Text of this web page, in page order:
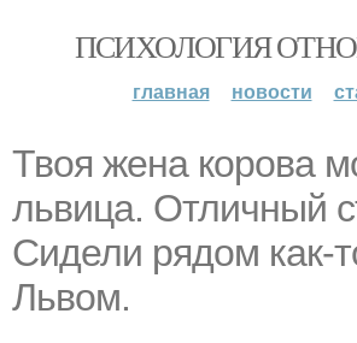
ПСИХОЛОГИЯ
главная новости
Твоя жена корова
львица. Отличный
Сидели рядом как-
Львом.